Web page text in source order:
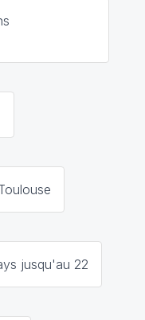
jusqu'au 22